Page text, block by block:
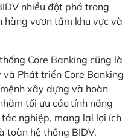
nhiều đột phá trong
vươn tầm khu vực và
Core Banking cũng là
Phát triển Core Banking
xây dựng và hoàn
tối ưu các tính năng
nghiệp, mang lại lợi ích
toàn hệ thống BIDV.